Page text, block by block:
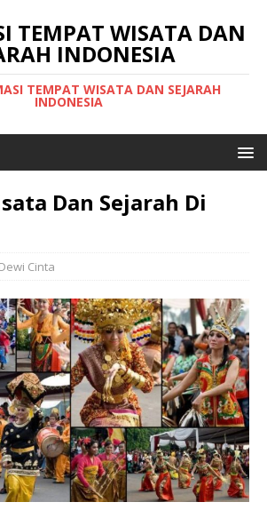
TEMPAT WISATA DAN
INDONESIA
TEMPAT WISATA DAN SEJARAH
INDONESIA
Dan Sejarah Di
Dewi Cinta